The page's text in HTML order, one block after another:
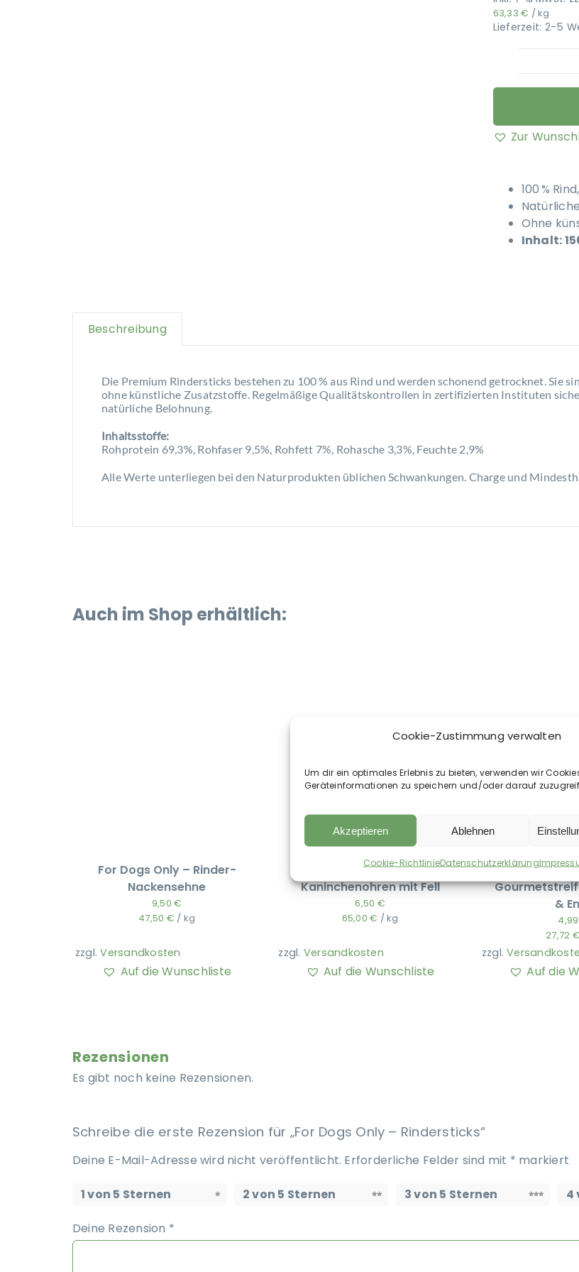
Cookie-Zustimmung verwalten
Um dir ein optimales Erlebnis zu bieten, verwenden wir
Geräteinformationen zu speichern und/oder darauf
Akzeptieren Ablehnen
Cookie-RichtlinieDatenschutzerklärung
63,33€ /kg
Lieferzeit: 2-5
Zur
100 %
Ohne
Inhalt:
Beschreibung
Die Premium Rindersticks bestehen zu 100 % aus Rind und werden schonend getrocknet. Sie
ohne künstliche Zusatzstoffe. Regelmäßige Qualitätskontrollen in zertifizierten Instituten
natürliche Belohnung.
Inhaltsstoffe:
Rohprotein 69,3%, Rohfaser 9,5%, Rohfett 7%, Rohasche 3,3%, Feuchte 2,9%
Alle Werte unterliegen bei den Naturprodukten üblichen Schwankungen. Charge und
Auch im Shop erhältlich:
For Dogs Only – Rinder-
Nackensehne
9,50€
47,50 € / kg
zzgl.Versandkosten
Auf die Wunschliste
LILA LOVES IT –
Kaninchenohren mit Fell
6,50 €
65,00€ /kg
zzgl. Versandkosten
Auf die Wunschliste
Bosch –
&
27,72 €
zzgl.
Auf die
Rezensionen
Es gibt noch keine Rezensionen.
Schreibe die erste Rezension für „For Dogs Only – Rindersticks“
Deine E-Mail-Adresse wird nicht veröffentlicht. Erforderliche Felder sind mit * markiert
1 von 5 Sternen 2 von 5 Sternen 3 von 5 Sternen 4
Deine Rezension *